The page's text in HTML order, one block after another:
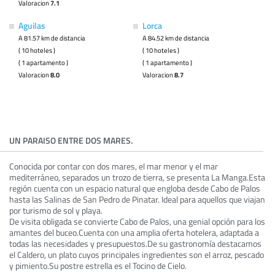
Valoracion7.1
Aguilas
A 81.57 km de distancia
( 10 hoteles )
( 1 apartamento )
Valoracion8.0
Lorca
A 84.52 km de distancia
( 10 hoteles )
( 1 apartamento )
Valoracion8.7
UN PARAISO ENTRE DOS MARES.
Conocida por contar con dos mares, el mar menor y el mar
mediterráneo, separados un trozo de tierra, se presenta La Manga.Esta
región cuenta con un espacio natural que engloba desde Cabo de Palos
hasta las Salinas de San Pedro de Pinatar. Ideal para aquellos que viajan
por turismo de sol y playa.
De visita obligada se convierte Cabo de Palos, una genial opción para los
amantes del buceo.Cuenta con una amplia oferta hotelera, adaptada a
todas las necesidades y presupuestos.De su gastronomía destacamos
el Caldero, un plato cuyos principales ingredientes son el arroz, pescado
y pimiento.Su postre estrella es el Tocino de Cielo.